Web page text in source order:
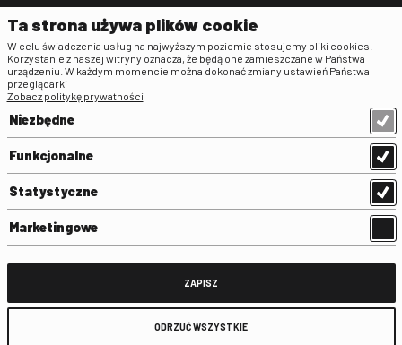
Zamówienia publiczne
Praca w FINA
Regulaminy
Klauzula informacyjna RODO
Regulamin użytkowania parkingu
Standardy ochrony małoletnich
Regulamin kina Iluzjon
Ta strona używa plików cookie
W celu świadczenia usług na najwyższym poziomie stosujemy pliki cookies.
Korzystanie z naszej witryny oznacza, że będą one zamieszczane w Państwa
urządzeniu. W każdym momencie można dokonać zmiany ustawień Państwa
przeglądarki
Zobacz politykę prywatności
Niezbędne
Funkcjonalne
Statystyczne
Marketingowe
ZAPISZ
ODRZUĆ WSZYSTKIE